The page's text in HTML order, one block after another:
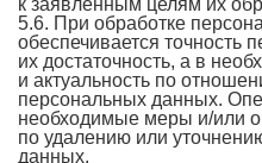
к заявленным целям их
5.6. При обработке
обеспечивается точность
их достаточность, а в
и актуальность по
персональных данных.
необходимые меры и/или
по удалению или
данных.